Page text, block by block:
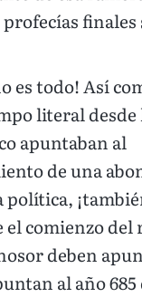
finales
es todo! Así
literal desde
apuntaban al
de una
política,
el comienzo del
deben
al año 685